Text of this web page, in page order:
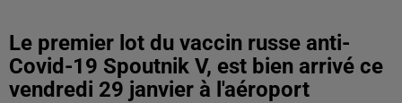
Le premier lot du vaccin russe anti-
Covid-19 Spoutnik V, est bien arrivé ce
vendredi 29 janvier à l'aéroport